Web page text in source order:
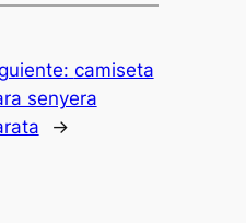
camiseta
senyera
→